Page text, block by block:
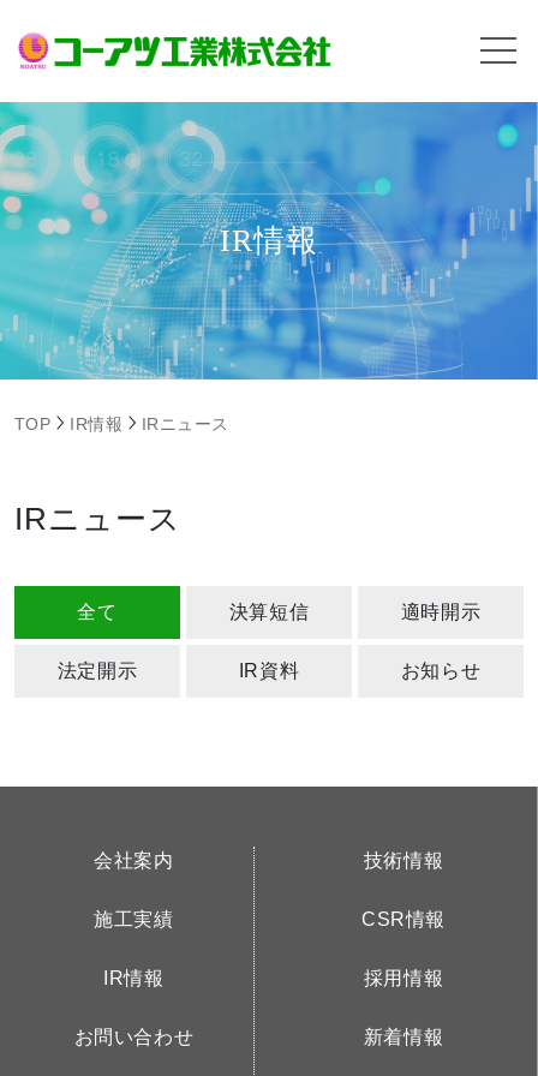
IR情報
TOP IR情報 IRニュース
IRニュース
全て 決算短信 適時開示
法定開示 IR資料 お知らせ
会社案内
施工実績
IR情報
お問い合わせ
技術情報
CSR情報
採用情報
新着情報